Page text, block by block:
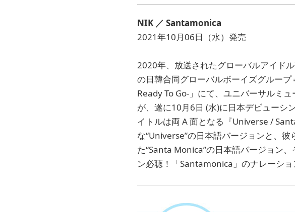
NIK ／ Santamonica
2021年10月06日（水）発売
2020年、放送されたグローバルアイド
の日韓合同グローバルボーイズグルー
Ready To Go-」にて、ユニバーサルミ
が、遂に10月6日 (水)に日本デビューシ
イトルは両 A 面となる『Universe /
な“Universe”の日本語バージョンと、
た“Santa Monica”の日本語バージョン
ン必聴！「Santamonica」のナレーショ